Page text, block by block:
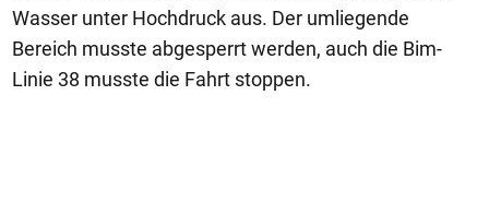
Wasser unter Hochdruck aus. Der umliegende
Bereich musste abgesperrt werden, auch die Bim-
Linie 38 musste die Fahrt stoppen.